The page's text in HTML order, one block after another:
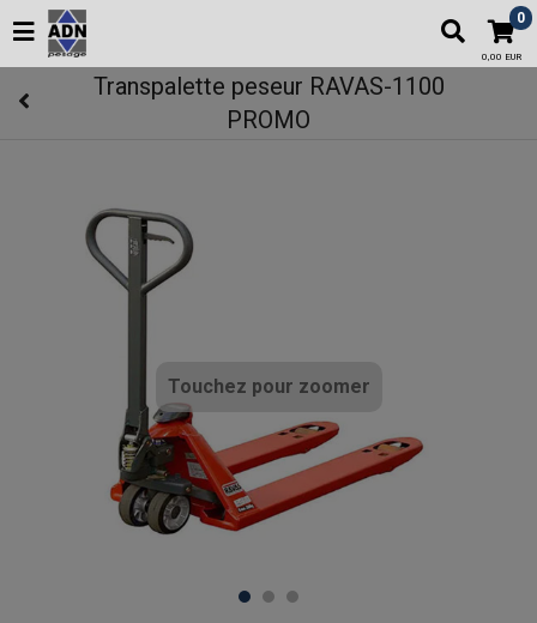
0
0,00 EUR
Transpalette peseur RAVAS-1100
PROMO
Touchez pour zoomer